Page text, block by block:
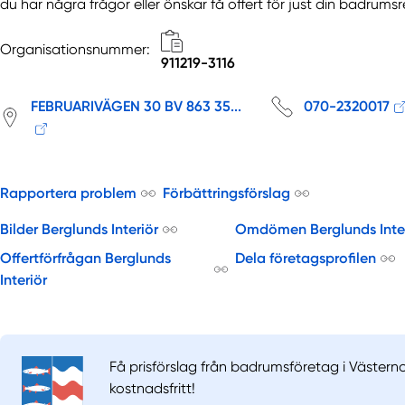
du har några frågor eller önskar få offert för just din
Organisationsnummer:
911219-3116
FEBRUARIVÄGEN 30 BV 863 35... 070-2320017
Rapportera problem Förbättringsförslag
Bilder Berglunds Interiör
Omdömen Berglunds
Offertförfrågan Berglunds
Interiör
Dela företagsprofilen
Få prisförslag från badrumsföretag i
kostnadsfritt!